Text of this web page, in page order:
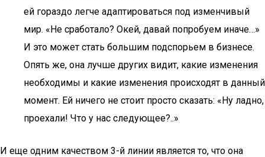
ей гораздо легче адаптироваться под изменчивый
мир. «Не сработало? Окей, давай попробуем иначе…»
И это может стать большим подспорьем в бизнесе.
Опять же, она лучше других видит, какие изменения
необходимы и какие изменения происходят в данный
момент. Ей ничего не стоит просто сказать: «Ну ладно,
проехали! Что у нас следующее?..»
И еще одним качеством 3-й линии является то, что она